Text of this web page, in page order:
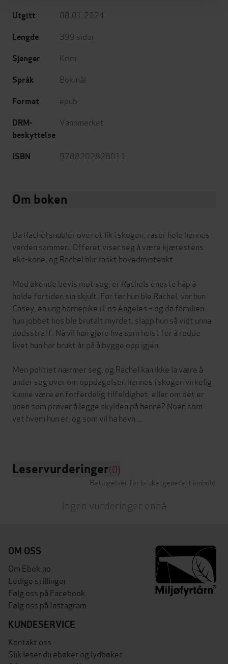
Utgitt 08.01.2024
Lengde 399 sider
Sjanger Krim
Språk Bokmål
Format epub
DRM-
beskyttelse
Vannmerket
ISBN 9788202828011
Om boken
Da Rachel snubler over et lik i skogen, raser hele hennes
verden sammen. Offeret viser seg å være kjærestens
eks-kone, og Rachel blir raskt hovedmistenkt.
Med økende bevis mot seg, er Rachels eneste håp å
holde fortiden sin skjult. For før hun ble Rachel, var hun
Casey, en ung barnepike i Los Angeles – og da familien
hun jobbet hos ble brutalt myrdet, slapp hun så vidt unna
dødsstraff. Nå vil hun gjøre hva som helst for å redde
livet hun har brukt år på å bygge opp igjen.
Men politiet nærmer seg, og Rachel kan ikke la være å
under seg over om oppdagelsen hennes i skogen virkelig
kunne være en forferdelig tilfeldighet, eller om det er
noen som prøver å legge skylden på henne? Noen som
vet hvem hun er, og som vil ha hevn ...
Leservurderinger(0)
Betingelser for brukergenerert innhold
Ingen vurderinger ennå
OM OSS
Om Ebok.no
Ledige stillinger
Følg oss på Facebook
Følg oss på Instagram
KUNDESERVICE
Kontakt oss
Slik leser du ebøker og lydbøker